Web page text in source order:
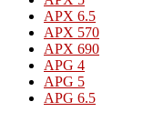
APX 6.5
APX 570
APX 690
APG 4
APG 5
APG 6.5